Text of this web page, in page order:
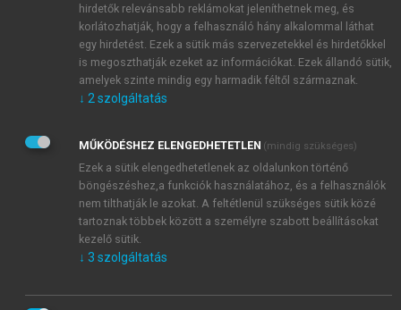
JELSZÓ ÚJRA
Kérek értesítést a MeRSZ újdonságairól, akcióiról.
Kérek értesítést az Akadémiai Kiadó Zrt. újdonságairól,
Adatkezelési tájékoztatóbanfoglaltakat tudomásul
veszem és elfogadom.
Általános vásárlási feltételeket, valamint a szotar.netés a
mersz.huoldalak licencszerződéseiben foglaltakat
tudomásul veszem és elfogadom.
KIPRÓBÁLOM
hirdetők relevánsabb reklámokat jeleníthetnek meg, és
korlátozhatják, hogy a felhasználó hány alkalommal láthat
egy hirdetést. Ezek a sütik más szervezetekkel és hirdetőkkel
is megoszthatják ezeket az információkat. Ezek állandó sütik,
amelyek szinte mindig egy harmadik féltől származnak.
↓ 2 szolgáltatás
MŰKÖDÉSHEZ ELENGEDHETETLEN (mindig szükséges)
Ezek a sütik elengedhetetlenek az oldalunkon történő
böngészéshez,a funkciók használatához, és a felhasználók
nem tilthatják le azokat. A feltétlenül szükséges sütik közé
tartoznak többek között a személyre szabott beállításokat
kezelő sütik.
↓ 3 szolgáltatás